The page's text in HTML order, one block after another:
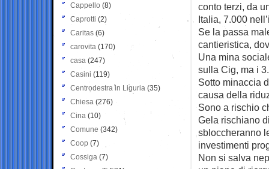
conto terzi, da
Italia, 7.000
Se la passa
cantieristica,
Una mina
sulla Cig, ma i
Sotto minaccia
causa della
Sono a rischio
Gela rischiano
sbloccheranno
investimenti
Non si salva
Cappello (8)
Caprotti (2)
Caritas (6)
carovita (170)
casa (247)
Casini (119)
Centrodestra in Liguria (35)
Chiesa (276)
Cina (10)
Comune (342)
Coop (7)
Cossiga (7)